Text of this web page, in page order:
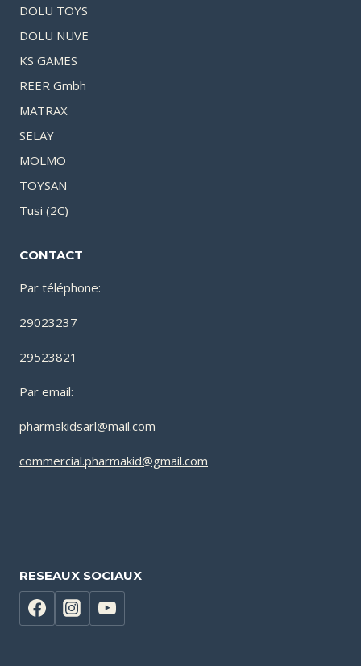
DOLU TOYS
DOLU NUVE
KS GAMES
REER Gmbh
MATRAX
SELAY
MOLMO
TOYSAN
Tusi (2C)
CONTACT
Par téléphone:
29023237
29523821
Par email:
pharmakidsarl@mail.com
commercial.pharmakid@gmail.com
RESEAUX SOCIAUX